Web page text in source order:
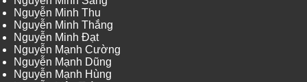
Nguyễn Minh Thu
Nguyễn Minh Thắng
Nguyễn Minh Đạt
Nguyễn Mạnh Cường
Nguyễn Mạnh Dũng
Nguyễn Mạnh Hùng